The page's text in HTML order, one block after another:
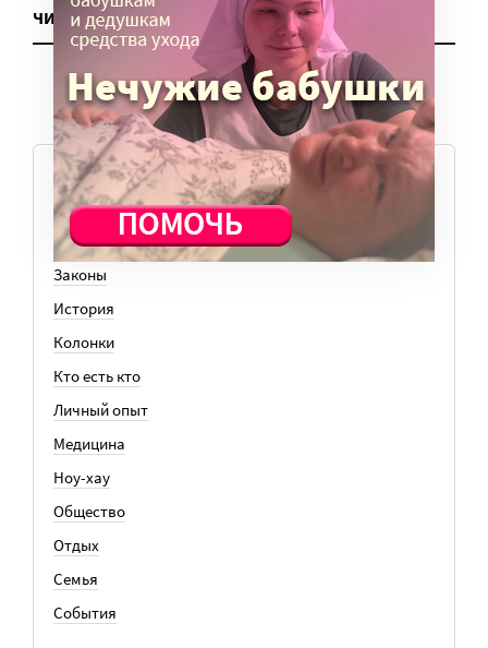
ЧИТАТЬ ЕЩЕ
ТЕМЫ
Вера
Законы
История
Колонки
Кто есть кто
Личный опыт
Медицина
Ноу-хау
Общество
Отдых
Семья
События